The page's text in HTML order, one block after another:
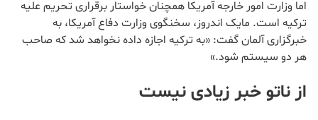
اما وزارت امور خارجه آمریکا همچنان خواستار برقراری تحریم علیه
ترکیه است. مایک اندروز، سخنگوی وزارت دفاع آمریکا، به
خبرگزاری آلمان گفت: «به ترکیه اجازه داده نخواهد شد که صاحب
هر دو سیستم شود.»
از ناتو خبر زیادی نیست